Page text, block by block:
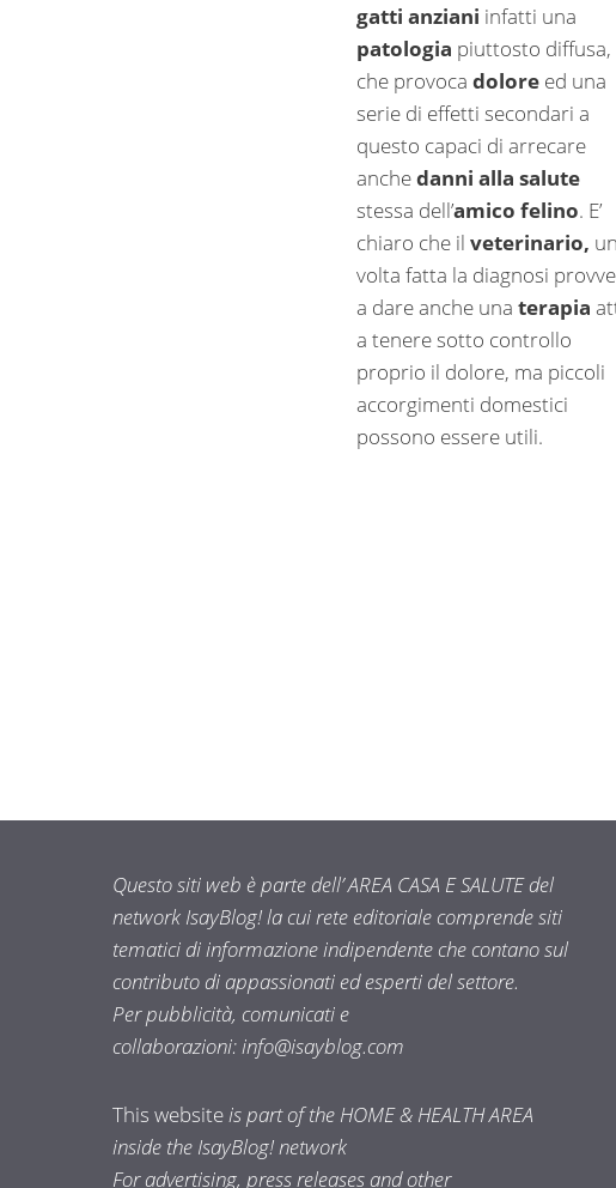
gatti anziani infatti una
patologia piuttosto diffusa,
che provoca doloreed una
serie di effetti secondari a
questo capaci di arrecare
anchedanni alla salute
stessa dell’amico felino. E’
chiaro che il veterinario,
volta fatta la diagnosi
a dare anche una terapia
a tenere sotto controllo
proprio il dolore, ma piccoli
accorgimenti domestici
possono essere utili.
Questo siti web è parte dell’ AREA CASA E SALUTE del
network IsayBlog! la cui rete editoriale comprende siti
tematici di informazione indipendente che contano sul
contributo di appassionati ed esperti del settore.
Per pubblicità, comunicati e
collaborazioni:info@isayblog.com
This websiteis part of the HOME & HEALTH AREA
inside the IsayBlog! network
For advertising, press releases and other